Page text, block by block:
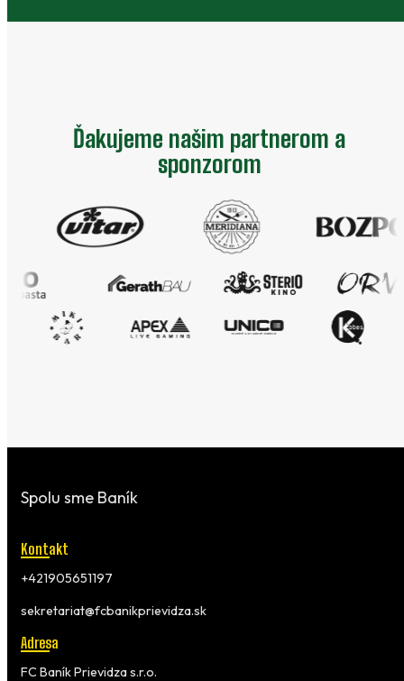
Ďakujeme našim partnerom a
sponzorom
Spolu sme Baník
Kontakt
+421905651197
sekretariat@fcbanikprievidza.sk
Adresa
FC Baník Prievidza s.r.o.